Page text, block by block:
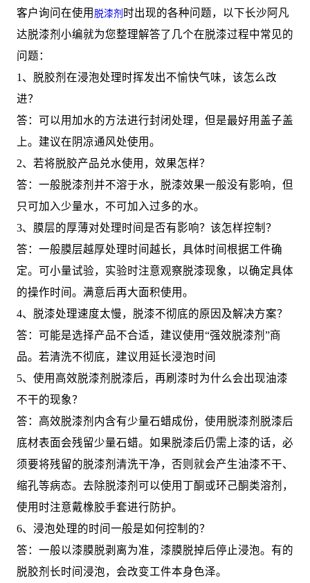
客户询问在使用 脱漆剂 时出现的各种问题，以下长沙阿凡
达脱漆剂小编就为您整理解答了几个在脱漆过程中常见的
问题：
1、脱胶剂在浸泡处理时挥发出不愉快气味，该怎么改
进？
答：可以用加水的方法进行封闭处理，但是最好用盖子盖
上。建议在阴凉通风处使用。
2、若将脱胶产品兑水使用，效果怎样？
答：一般脱漆剂并不溶于水，脱漆效果一般没有影响，但
只可加入少量水，不可加入过多的水。
3、膜层的厚薄对处理时间是否有影响？该怎样控制？
答：一般膜层越厚处理时间越长，具体时间根据工件确
定。可小量试验，实验时注意观察脱漆现象，以确定具体
的操作时间。满意后再大面积使用。
4、脱漆处理速度太慢，脱漆不彻底的原因及解决方案？
答：可能是选择产品不合适，建议使用“强效脱漆剂”商
品。若清洗不彻底，建议用延长浸泡时间
5、使用高效脱漆剂脱漆后，再刷漆时为什么会出现油漆
不干的现象？
答：高效脱漆剂内含有少量石蜡成份，使用脱漆剂脱漆后
底材表面会残留少量石蜡。如果脱漆后仍需上漆的话，必
须要将残留的脱漆剂清洗干净，否则就会产生油漆不干、
缩孔等病态。去除脱漆剂可以使用丁酮或环己酮类溶剂，
使用时注意戴橡胶手套进行防护。
6、浸泡处理的时间一般是如何控制的？
答：一般以漆膜脱剥离为准，漆膜脱掉后停止浸泡。有的
脱胶剂长时间浸泡，会改变工件本身色泽。